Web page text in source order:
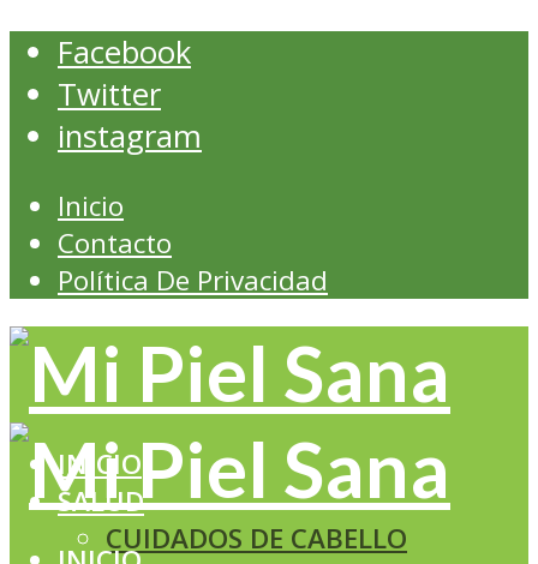
Facebook
Twitter
instagram
Inicio
Contacto
Política De Privacidad
INICIO
SALUD
CUIDADOS DE CABELLO